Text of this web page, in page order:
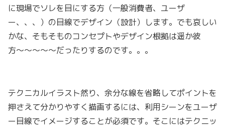
に現場でソレを目にする方（一般消費者、ユーザ
ー、、、）の目線でデザイン（設計）します。でも哀しい
かな、そもそものコンセプトやデザイン根拠は遥か彼
方〜〜〜〜〜だったりするのです。。。
テクニカルイラスト然り、余分な線を省略してポイントを
押さえて分かりやすく描画するには、利用シーンをユーザ
ー目線でイメージすることが必須です。そこにはテクニッ